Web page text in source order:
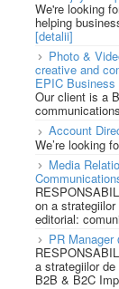
We're looking
helping
[detalii]
Photo &
creative and
EPIC
Our client is a
Account
We’re looking
Media
on a
editorial:
PR Manager
a strategiilor
B2B & B2C